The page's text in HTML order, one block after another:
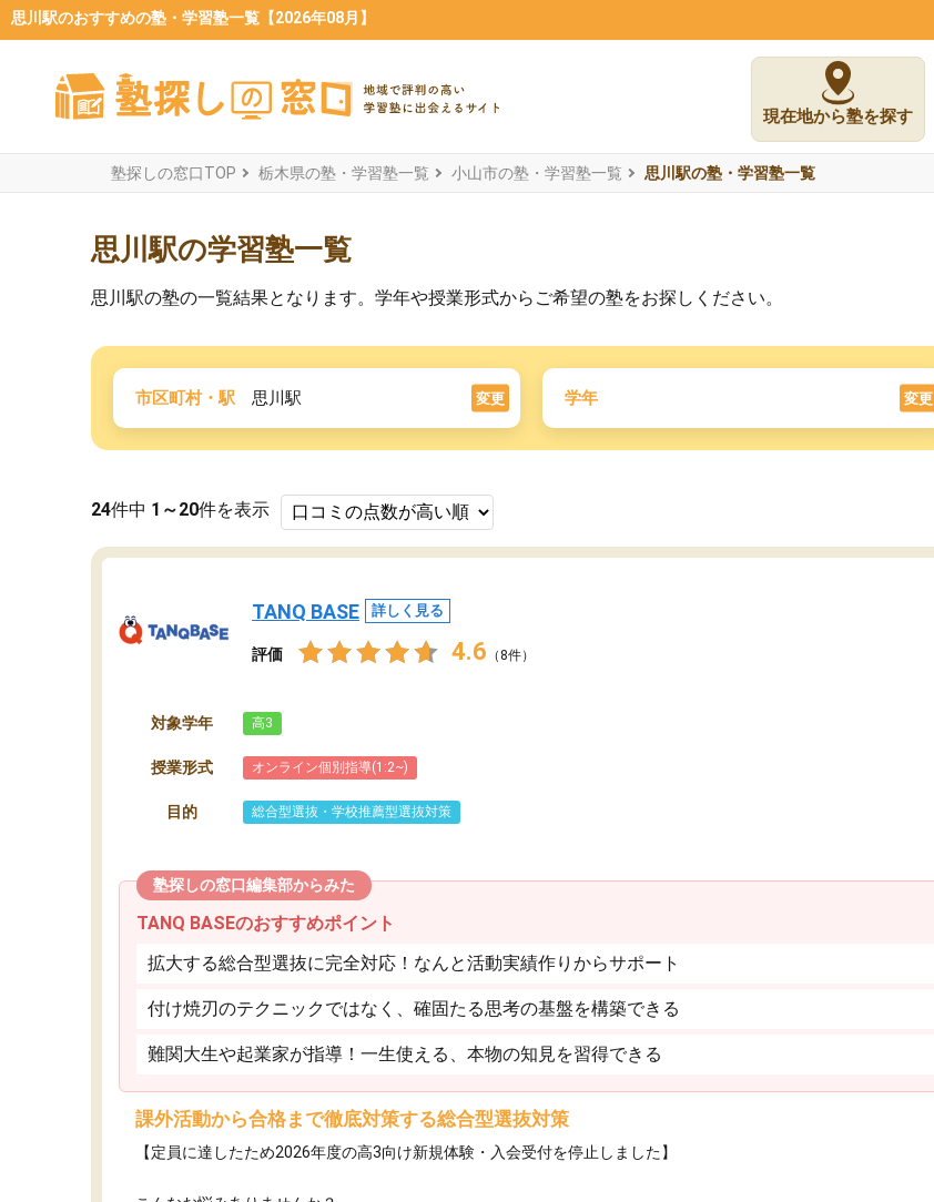
思川駅のおすすめの塾・学習塾一覧【2026年08月】
現在地から塾を探す
塾探しの窓口TOP 栃木県の塾・学習塾一覧 小山市の塾・学習塾一覧 思川駅の塾・学習塾一覧
思川駅の学習塾一覧
思川駅の塾の一覧結果となります。学年や授業形式からご希望の塾をお探しください。
市区町村・駅 思川駅 変更 学年 変更
24件中 1～20件を表示
TANQ BASE 詳しく見る
評価 4.6 （8件）
対象学年 高3
授業形式 オンライン個別指導(1:2~)
目的 総合型選抜・学校推薦型選抜対策
塾探しの窓口編集部からみた
TANQ BASEのおすすめポイント
拡大する総合型選抜に完全対応！なんと活動実績作りからサポート
付け焼刃のテクニックではなく、確固たる思考の基盤を構築できる
難関大生や起業家が指導！一生使える、本物の知見を習得できる
課外活動から合格まで徹底対策する総合型選抜対策
【定員に達したため2026年度の高3向け新規体験・入会受付を停止しました】